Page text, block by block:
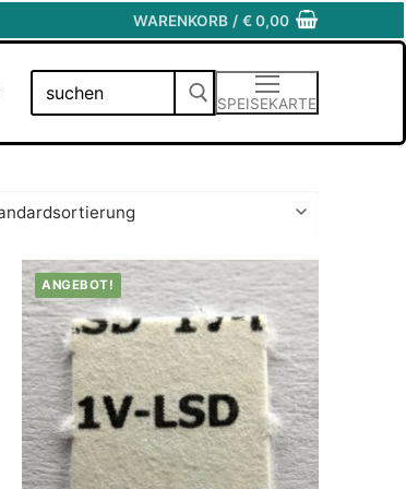
WARENKORB / €0,00
Suchen
nach:
SPEISEKARTE
ANGEBOT!